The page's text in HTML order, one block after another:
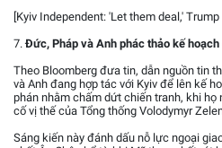
[Kyiv Independent: 'Let them deal,'
7.Đức, Pháp và Anh phác thảo kế
Theo Bloomberg đưa tin, dẫn nguồn tin
và Anh đang hợp tác với Kyiv để lên kế
phán nhằm chấm dứt chiến tranh, khi họ
cố vị thế của Tổng thống Volodymyr
Sáng kiến này đánh dấu nỗ lực ngoại